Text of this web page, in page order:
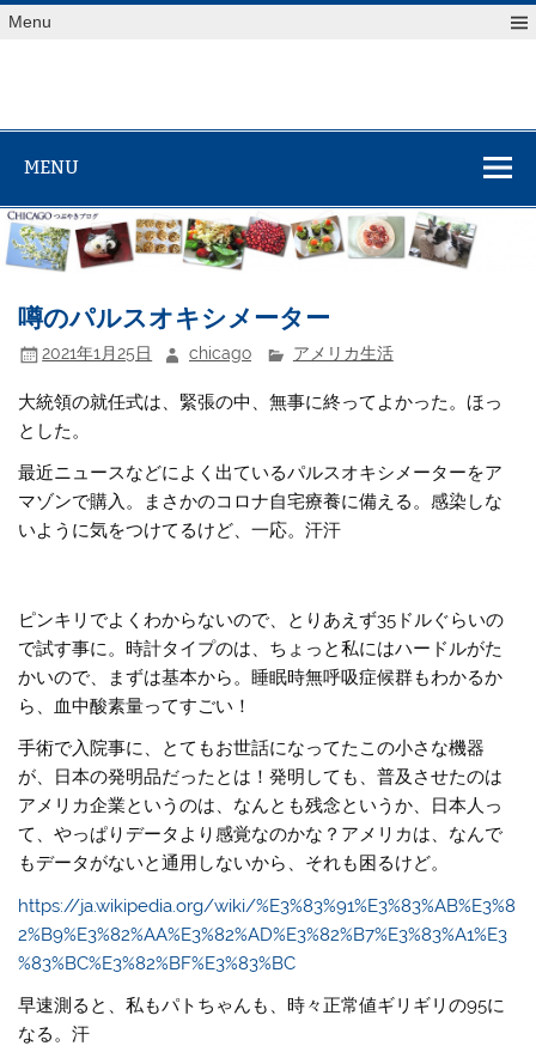
Skip
toMenu
MENU
噂のパルスオキシメーター
2021年1月25日 chicago アメリカ生活
大統領の就任式は、緊張の中、無事に終ってよかった。ほっ
とした。
最近ニュースなどによく出ているパルスオキシメーターをア
マゾンで購入。まさかのコロナ自宅療養に備える。感染しな
いように気をつけてるけど、一応。汗汗
ピンキリでよくわからないので、とりあえず35ドルぐらいの
で試す事に。時計タイプのは、ちょっと私にはハードルがた
かいので、まずは基本から。睡眠時無呼吸症候群もわかるか
ら、血中酸素量ってすごい！
手術で入院事に、とてもお世話になってたこの小さな機器
が、日本の発明品だったとは！発明しても、普及させたのは
アメリカ企業というのは、なんとも残念というか、日本人っ
て、やっぱりデータより感覚なのかな？アメリカは、なんで
もデータがないと通用しないから、それも困るけど。
https://ja.wikipedia.org/wiki/%E3%83%91%E3%83%AB%E3%8
2%B9%E3%82%AA%E3%82%AD%E3%82%B7%E3%83%A1%E3
%83%BC%E3%82%BF%E3%83%BC
早速測ると、私もパトちゃんも、時々正常値ギリギリの95に
なる。汗